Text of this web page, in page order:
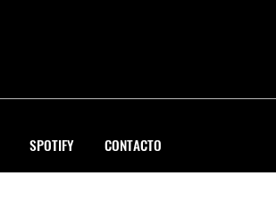
SPOTIFY CONTACTO